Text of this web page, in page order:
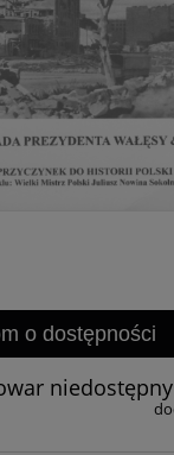
o dostępności
niedostępny